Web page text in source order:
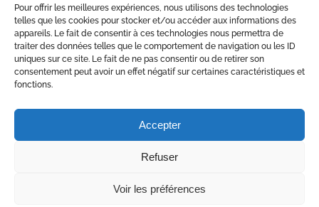
Pour offrir les meilleures expériences, nous utilisons des technologies
telles que les cookies pour stocker et/ou accéder aux informations des
appareils. Le fait de consentir à ces technologies nous permettra de
traiter des données telles que le comportement de navigation ou les ID
uniques sur ce site. Le fait de ne pas consentir ou de retirer son
consentement peut avoir un effet négatif sur certaines caractéristiques et
fonctions.
Accepter
Refuser
Voir les préférences
#232 – Sur le terrain avec l’Isère : ça bouge sous nos pieds !
07/04/2026
Etudes et gestion des rivières
© Copyright 2017 Dynamique Hydro •